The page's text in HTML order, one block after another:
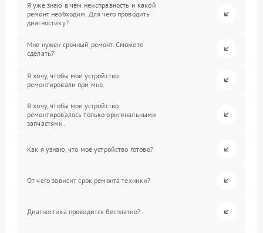
Я уже знаю в чем неисправность и какой
ремонт необходим. Для чего проводить
диагностику?
Мне нужен срочный ремонт. Сможете
сделать?
Я хочу, чтобы мое устройство
ремонтировали при мне.
Я хочу, чтобы мое устройство
ремонтировалось только оригинальными
запчастями.
Как я узнаю, что мое устройство готово?
От чего зависит срок ремонта техники?
Диагностика проводится бесплатно?